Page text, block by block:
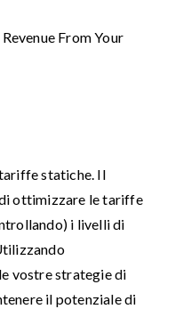
From Your
statiche. Il
ottimizzare le tariffe
i livelli di
vostre strategie di
il potenziale di